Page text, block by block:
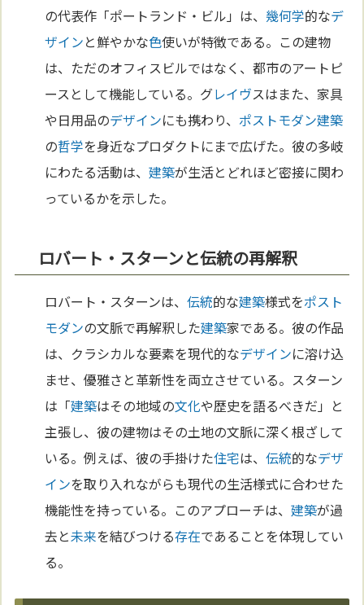
の代表作「ポートランド・ビル」は、幾何学的なデ
ザインと鮮やかな色使いが特徴である。この建物
は、ただのオフィスビルではなく、都市のアートピ
ースとして機能している。グレイヴスはまた、家具
や日用品のデザインにも携わり、 ポストモダン建築
の哲学を身近なプロダクトにまで広げた。彼の多岐
にわたる活動は、建築が生活とどれほど密接に関わ
っているかを示した。
ロバート・スターンと伝統の再解釈
ロバート・スターンは、伝統的な建築様式をポスト
モダンの文脈で再解釈した建築家である。彼の作品
は、クラシカルな要素を現代的なデザインに溶け込
ませ、優雅さと革新性を両立させている。スターン
は「建築はその地域の文化や歴史を語るべきだ」と
主張し、彼の建物はその土地の文脈に深く根ざして
いる。例えば、彼の手掛けた住宅は、伝統的なデザ
インを取り入れながらも現代の生活様式に合わせた
機能性を持っている。このアプローチは、建築が過
去と未来を結びつける存在であることを体現してい
る。